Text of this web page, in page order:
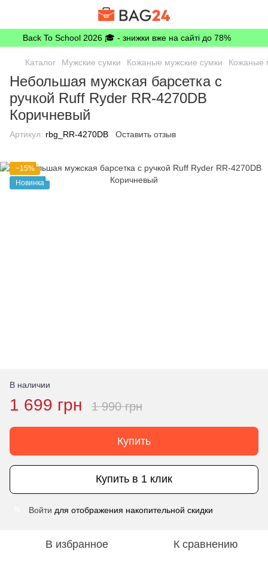
Back To School 2026 🎓 - знижки вже на сайті до 78%
Каталог Мужские сумки Кожаные мужские сумки Кожаные
Небольшая мужская барсетка с
ручкой Ruff Ryder RR-4270DB
Коричневый
Артикул: rbg_RR-4270DB Оставить отзыв
−15%
Новинка
В наличии
1 699 грн 1 990 грн
Купить
Купить в 1 клик
Войти для отображения накопительной скидки
В избранное К сравнению